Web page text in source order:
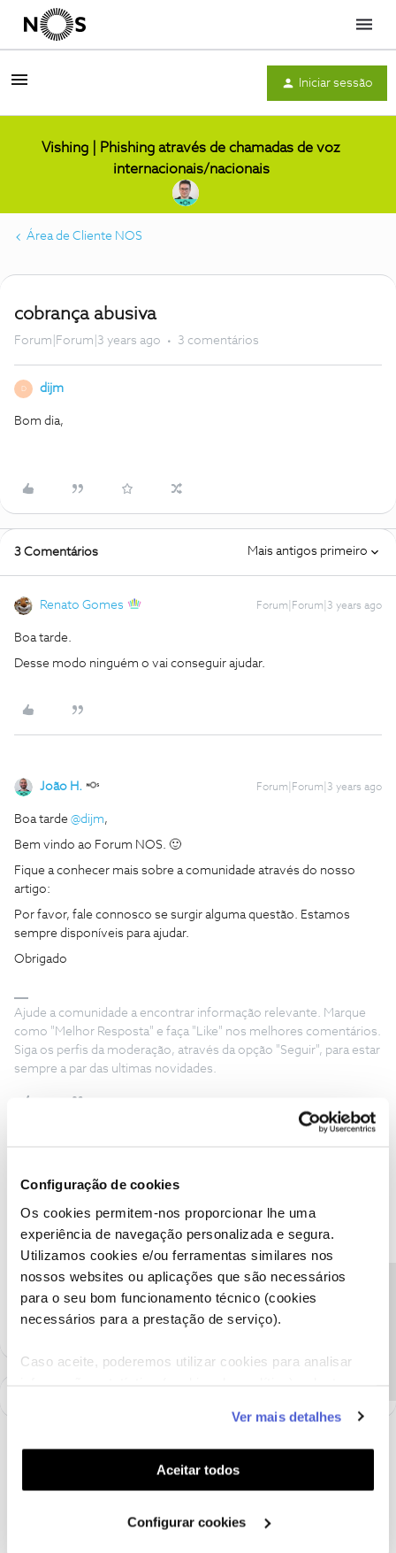
Configuração de cookies
Os cookies permitem-nos proporcionar lhe uma
experiência de navegação personalizada e segura.
Utilizamos cookies e/ou ferramentas similares nos
nossos websites ou aplicações que são necessários
para o seu bom funcionamento técnico (cookies
necessários para a prestação de serviço).
Caso aceite, poderemos utilizar cookies para analisar
funcionalidades (cookies de personalização e
funcionalidade) e adaptar anúncios aos seus interesses
(cookies de publicidade personalizada). Pode gerir a
utilização dos cookies clicando em "Configurar
Ver mais detalhes
Aceitar todos
Configurar cookies
Menu
Iniciar sessão
Vishing | Phishing através de chamadas de voz
internacionais/nacionais
Área de Cliente NOS
cobrança abusiva
Forum|Forum|3 years ago 3 comentários
D dijm
Bom dia,
3 Comentários Mais antigos primeiro
Renato Gomes Forum|Forum|3 years ago
Boa tarde.
Desse modo ninguém o vai conseguir ajudar.
João H. Forum|Forum|3 years ago
Boa tarde @dijm,
Bem vindo ao Forum NOS. 🙂
Fique a conhecer mais sobre a comunidade através do nosso
artigo:
Por favor, fale connosco se surgir alguma questão. Estamos
sempre disponíveis para ajudar.
Obrigado
Ajude a comunidade a encontrar informação relevante. Marque
como "Melhor Resposta" e faça "Like" nos melhores comentários.
Siga os perfis da moderação, através da opção "Seguir", para estar
sempre a par das ultimas novidades.
@dijmPor enquanto não foi mau!
ROR00000000044710347 @EuSó reclamei de novo para saber se
a provedoria me explica a dualidade de critérios.